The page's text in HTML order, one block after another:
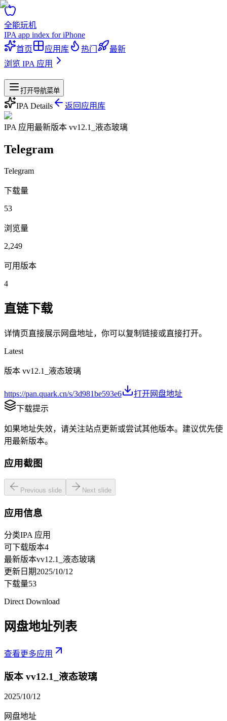
全能玩机
IPA app index for iPhone
首页
应用库 热门
最新
浏览 IPA 应用
站点导航
打开导航菜单
IPA Details 返回应用库
IPA 应用最新版本 vv12.1_液态玻璃
Telegram
Telegram
下载量
53
浏览量
2,249
可用版本
4
直链下载
详情页直接展示网盘地址，你可以复制链接或直接打开。
Latest
版本 vv12.1_液态玻璃
https://pan.quark.cn/s/3d981be593e6
打开网盘地址
下载提示
如果地址失效，请关注站点更新或尝试其他版本。建议优先使
用最新版本。
应用截图
Previous slide Next slide
应用信息
分类IPA 应用
可下载版本4
最新版本vv12.1_液态玻璃
更新日期2025/10/12
下载量53
Direct Download
网盘地址列表
查看更多应用
版本 vv12.1_液态玻璃
2025/10/12
网盘地址